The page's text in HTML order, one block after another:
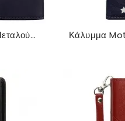
Κάλυμμα Moto G51 5G Πεταλούδα Skin-touch